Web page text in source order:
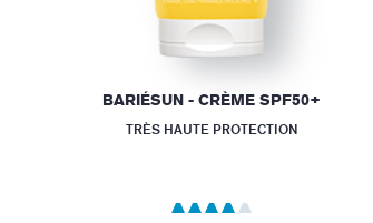
BARIÉSUN - CRÈME SPF50+
TRÈS HAUTE PROTECTION